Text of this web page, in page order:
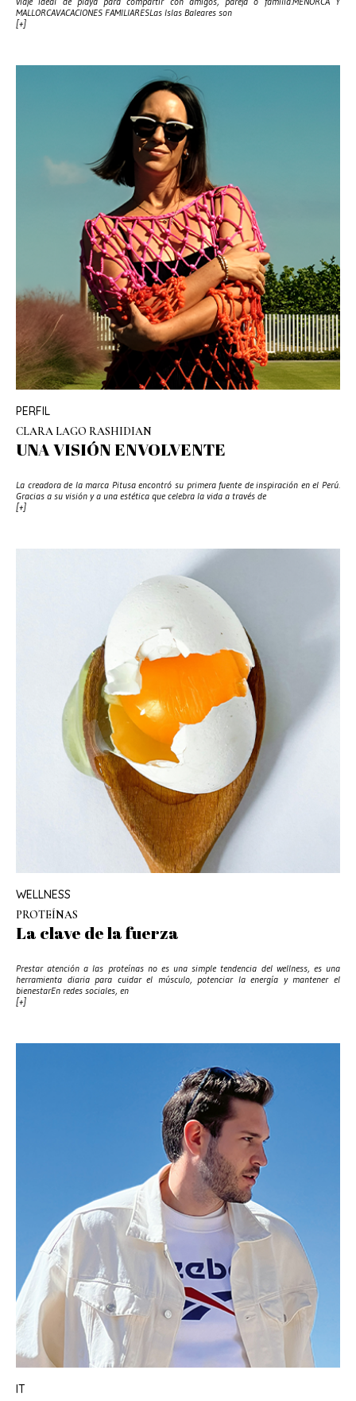
MALLORCAVACACIONES FAMILIARESLas Islas Baleares son
[+]
PERFIL
CLARA LAGO RASHIDIAN
UNA VISIÓN ENVOLVENTE
La creadora de la marca Pitusa encontró su primera fuente de inspiración en el Perú.
Gracias a su visión y a una estética que celebra la vida a través de
[+]
WELLNESS
PROTEÍNAS
La clave de la fuerza
Prestar atención a las proteínas no es una simple tendencia del wellness, es una
herramienta diaria para cuidar el músculo, potenciar la energía y mantener el
bienestarEn redes sociales, en
[+]
IT